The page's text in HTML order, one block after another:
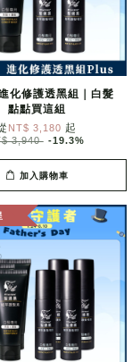
化修護透黑組｜白髮
點點買這組
NT$ 3,180 起
3,940 -19.3%
加入購物車